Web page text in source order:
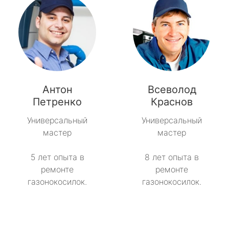
Антон
Петренко
Универсальный
мастер
5 лет опыта в
ремонте
газонокосилок.
Всеволод
Краснов
Универсальный
мастер
8 лет опыта в
ремонте
газонокосилок.